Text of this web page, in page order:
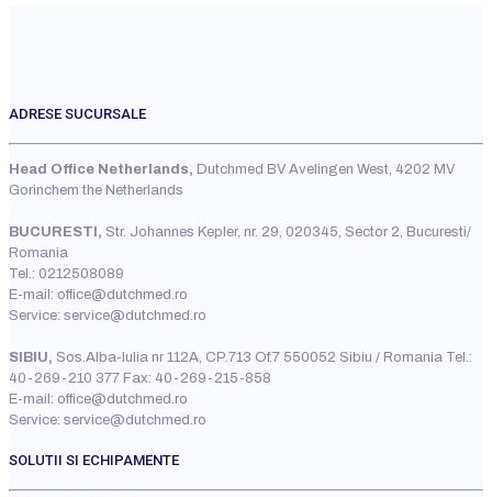
ADRESE SUCURSALE
Head Office Netherlands, Dutchmed BV Avelingen West, 4202 MV
Gorinchem the Netherlands
BUCURESTI, Str. Johannes Kepler, nr. 29, 020345, Sector 2, Bucuresti/
Romania
Tel.: 0212508089
E-mail: office@dutchmed.ro
Service: service@dutchmed.ro
SIBIU, Sos.Alba-Iulia nr 112A, CP.713 Of.7 550052 Sibiu / Romania Tel.:
40-269-210 377 Fax: 40-269-215-858
E-mail: office@dutchmed.ro
Service: service@dutchmed.ro
SOLUTII SI ECHIPAMENTE